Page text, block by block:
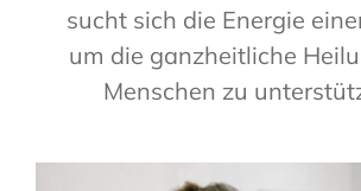
sucht sich die Energie
um die ganzheitliche
Menschen zu